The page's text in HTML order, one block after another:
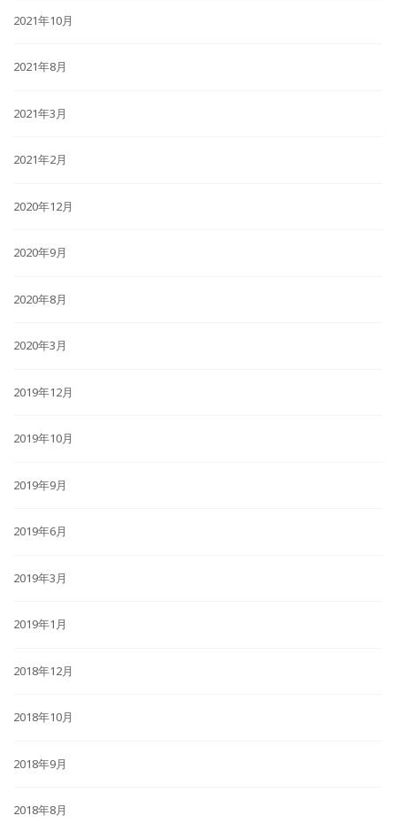
2021年10月
2021年8月
2021年3月
2021年2月
2020年12月
2020年9月
2020年8月
2020年3月
2019年12月
2019年10月
2019年9月
2019年6月
2019年3月
2019年1月
2018年12月
2018年10月
2018年9月
2018年8月